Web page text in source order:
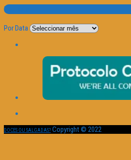
Por Data
Por Data
DOCES OU SALGADAS? Copyright © 2022